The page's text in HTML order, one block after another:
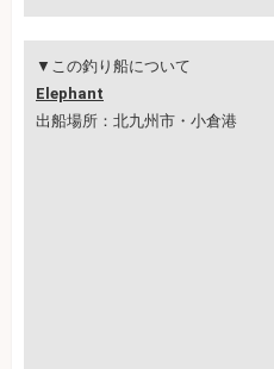
▼この釣り船について
Elephant
出船場所：北九州市・小倉港